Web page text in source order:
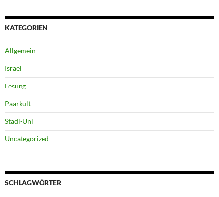
KATEGORIEN
Allgemein
Israel
Lesung
Paarkult
Stadl-Uni
Uncategorized
SCHLAGWÖRTER